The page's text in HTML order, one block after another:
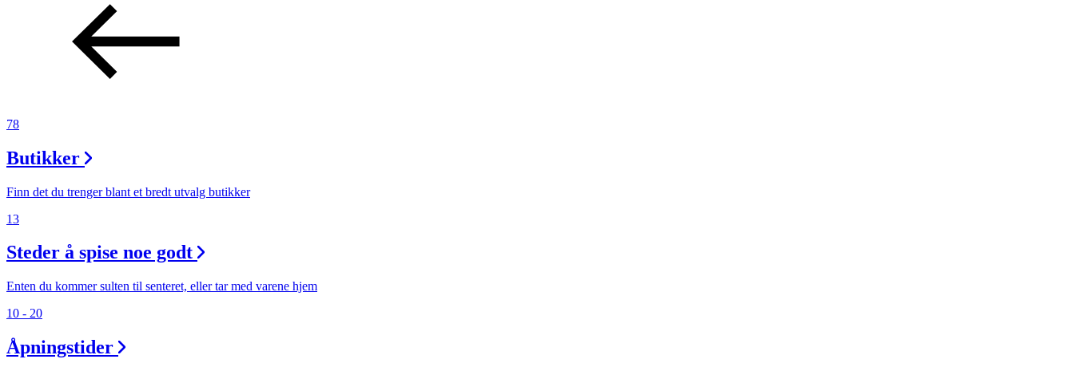
78
Butikker
Finn det du trenger blant et bredt utvalg butikker
13
Steder å spise noe godt
Enten du kommer sulten til senteret, eller tar med varene hjem
10 - 20
Åpningstider